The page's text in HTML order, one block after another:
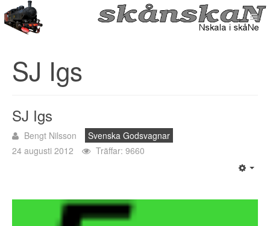
SJ Igs
SJ Igs
Bengt Nilsson
Svenska Godsvagnar
24 augusti 2012
Träffar: 9660